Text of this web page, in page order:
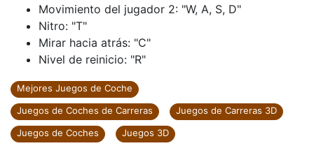
Movimiento del jugador 2: "W, A, S, D"
Nitro: "T"
Mirar hacia atrás: "C"
Nivel de reinicio: "R"
Mejores Juegos de Coche
Juegos de Coches de Carreras
Juegos de Carreras 3D
Juegos de Coches
Juegos 3D